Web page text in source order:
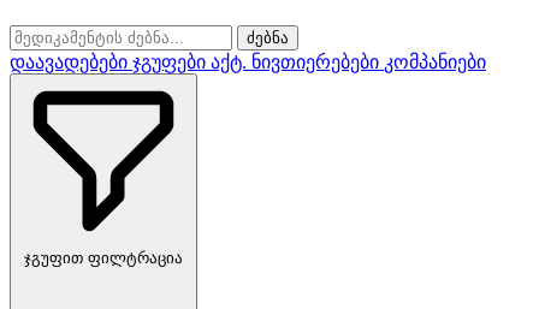
ძებნა
დაავადებები ჯგუფები აქტ. ნივთიერებები კომპანიები
ჯგუფით ფილტრაცია